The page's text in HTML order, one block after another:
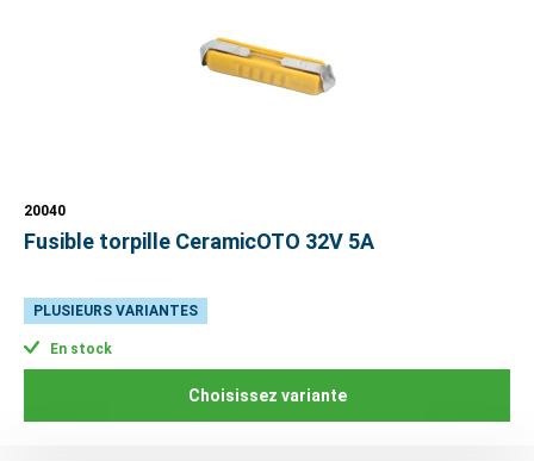
20040
Fusible torpille CeramicOTO 32V 5A
PLUSIEURS VARIANTES
En stock
Choisissez variante